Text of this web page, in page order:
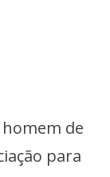
de
para